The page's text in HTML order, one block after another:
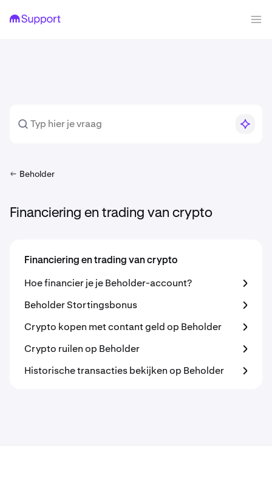
Beholder
Financiering en trading van crypto
Financiering en trading van crypto
Hoe financier je je Beholder-account?
Beholder Stortingsbonus
Crypto kopen met contant geld op Beholder
Crypto ruilen op Beholder
Historische transacties bekijken op Beholder